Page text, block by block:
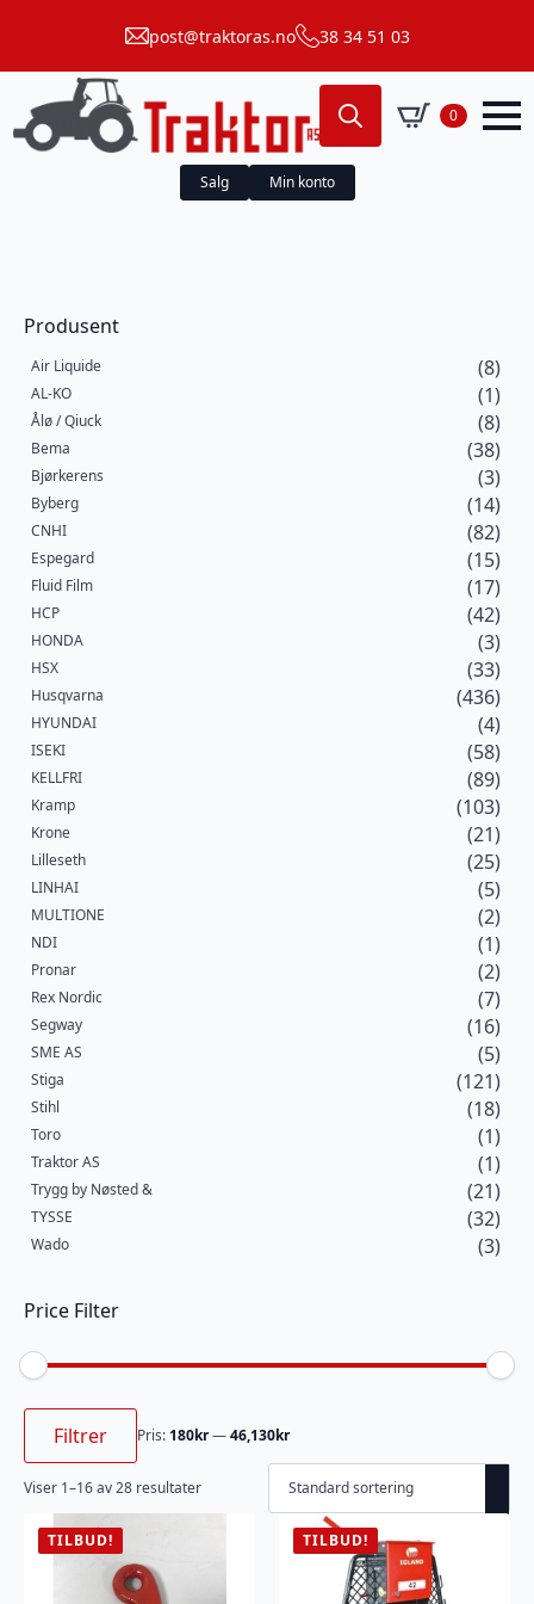
post@traktoras.no 38 34 51 03
Search
for:
0
Salg Min konto
Produsent
Air Liquide (8)
AL-KO (1)
Ålø / Qiuck (8)
Bema (38)
Bjørkerens (3)
Byberg (14)
CNHI (82)
Espegard (15)
Fluid Film (17)
HCP (42)
HONDA (3)
HSX (33)
Husqvarna (436)
HYUNDAI (4)
ISEKI (58)
KELLFRI (89)
Kramp (103)
Krone (21)
Lilleseth (25)
LINHAI (5)
MULTIONE (2)
NDI (1)
Pronar (2)
Rex Nordic (7)
Segway (16)
SME AS (5)
Stiga (121)
Stihl (18)
Toro (1)
Traktor AS (1)
Trygg by Nøsted & (21)
TYSSE (32)
Wado (3)
Price Filter
Min.
Makspris
Filtrer Pris: 180kr—46,130kr
Viser 1–16 av 28 resultater
TILBUD! TILBUD!